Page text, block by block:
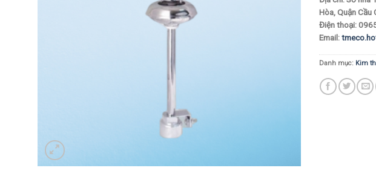
Hòa, Quận Cầu
Điện thoại:
Email:
Danh mục: Kim